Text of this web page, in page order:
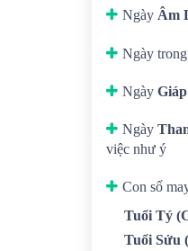
Ngày Âm
Ngày
Ngày
Ngày
việc như ý
Con số
Tuổi Tý
Tuổi Sửu